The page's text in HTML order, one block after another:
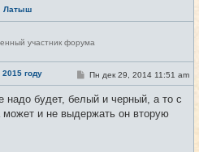
Латыш
участник форума
году #29
С
о
б
щ
е
Пн дек 29, 2014 11:51 am
будет, белый и черный, а то с
и не выдержать он вторую